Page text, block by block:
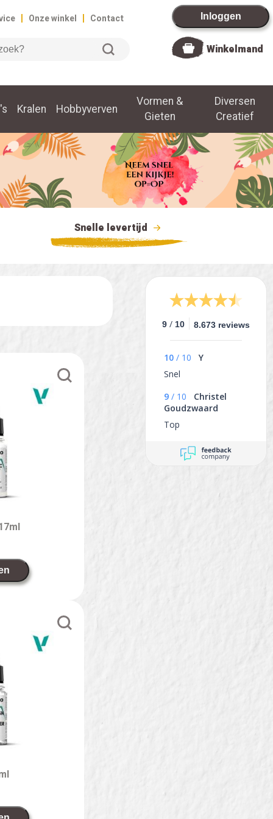
| Onze winkel | Contact Inloggen
Winkelmand
Kralen Hobbyverven
Vormen &
Gieten
Diversen
Creatief
Snelle levertijd
9 / 10 8.673 reviews
10 / 10
Y
Snel
9 / 10
Christel
Goudzwaard
Top